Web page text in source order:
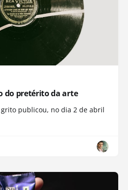
do pretérito da arte
publicou, no dia 2 de abril